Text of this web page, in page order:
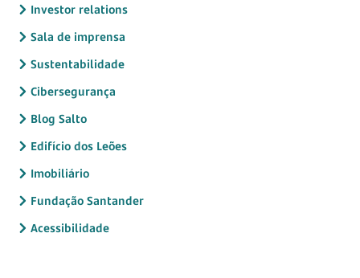
Investor relations
Sala de imprensa
Sustentabilidade
Cibersegurança
Blog Salto
Edifício dos Leões
Imobiliário
Fundação Santander
Acessibilidade